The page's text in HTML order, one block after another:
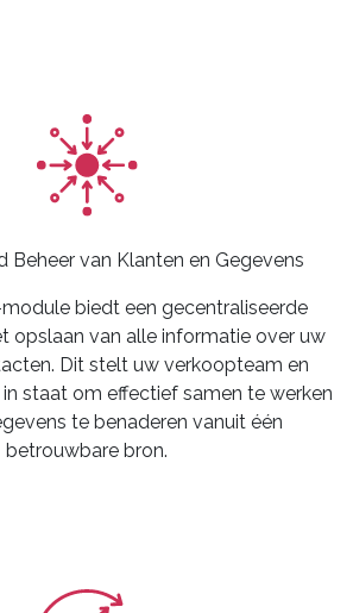
Beheer van Klanten en Gegevens
biedt een gecentraliseerde
opslaan van alle informatie over uw
Dit stelt uw verkoopteam en
staat om effectief samen te werken
te benaderen vanuit één
betrouwbare bron.